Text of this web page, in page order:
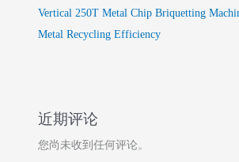
Vertical 250T Metal Chip Briquetting
Metal Recycling Efficiency
近期评论
您尚未收到任何评论。